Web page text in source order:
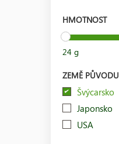
HMOTNOST
24 g
ZEMĚ PŮVODU
Švýcarsko
Japonsko
USA